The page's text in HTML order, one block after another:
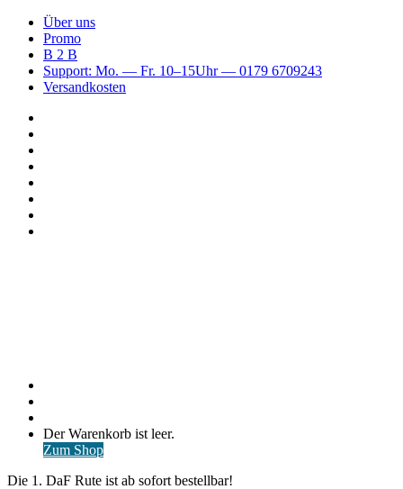
Über uns
Promo
B 2 B
Support: Mo. — Fr. 10–15Uhr — 0179 6709243
Versandkosten
Warenkorb
ansehen
Der Warenkorb ist leer.
Zum Shop
Die 1. DaF Rute ist ab sofort bestellbar!